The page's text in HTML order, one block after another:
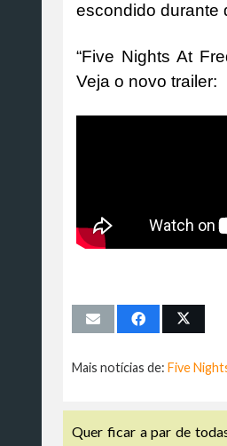
escondido durante
“Five Nights At
Veja o novo trailer:
Mais notícias de: Five
Quer ficar a par de